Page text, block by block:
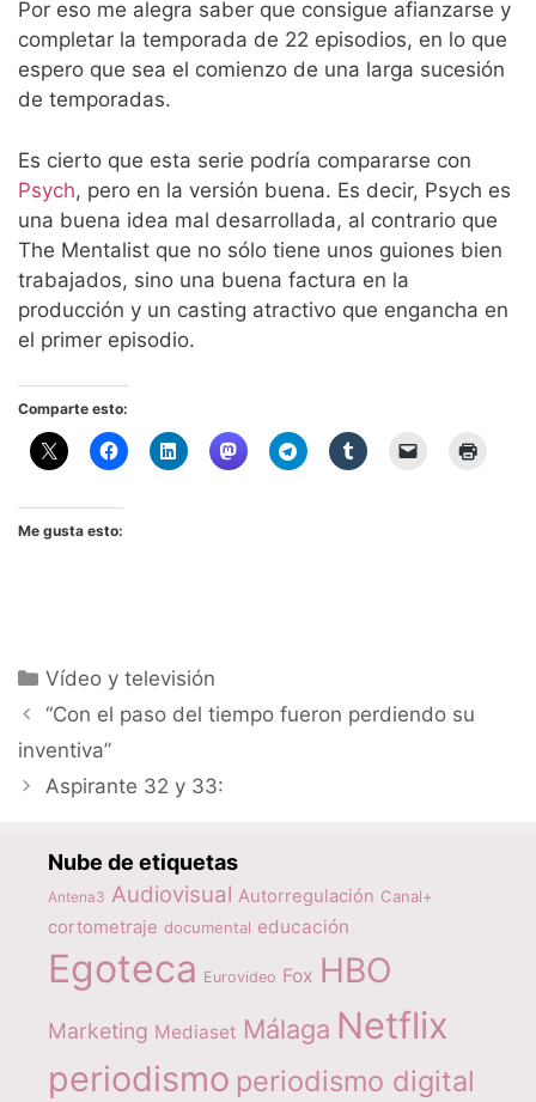
Por eso me alegra saber que consigue afianzarse y
completar la temporada de 22 episodios, en lo que
espero que sea el comienzo de una larga sucesión
de temporadas.
Es cierto que esta serie podría compararse con
Psych, pero en la versión buena. Es decir, Psych es
una buena idea mal desarrollada, al contrario que
The Mentalist que no sólo tiene unos guiones bien
trabajados, sino una buena factura en la
producción y un casting atractivo que engancha en
el primer episodio.
Comparte esto:
Me gusta esto:
Categorías
Vídeo y televisión
“Con el paso del tiempo fueron perdiendo su
inventiva”
Aspirante 32 y 33:
Nube de etiquetas
Antena3 Audiovisual Autorregulación Canal+
cortometraje documental educación
Egoteca Eurovideo Fox HBO
Marketing Mediaset Málaga Netflix
periodismo periodismo digital